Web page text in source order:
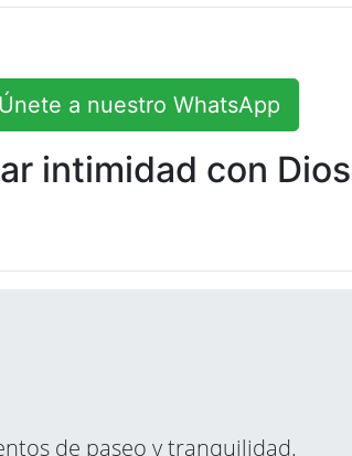
Únete a nuestro WhatsApp
intimidad con
de paseo y tranquilidad.